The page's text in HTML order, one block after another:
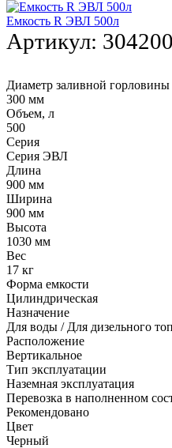
Емкость R ЭВЛ 500л
Артикул:
Диаметр заливной горловины
300 мм
Объем, л
500
Серия
Серия ЭВЛ
Длина
900 мм
Ширина
900 мм
Высота
1030 мм
Вес
17 кг
Форма емкости
Цилиндрическая
Назначение
Для воды / Для дизельного
Расположение
Вертикальное
Тип эксплуатации
Наземная эксплуатация
Перевозка в наполненном
Рекомендовано
Цвет
Черный